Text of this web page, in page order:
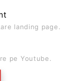
landing page.
pe Youtube.